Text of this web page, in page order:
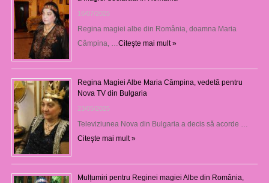
16/07/2025
Regina magiei albe din România, doamna Maria
Câmpina, … Citeşte mai mult »
Regina Magiei Albe Maria Câmpina, vedetă pentru
Nova TV din Bulgaria
23/05/2025
Televiziunea Nova din Bulgaria a decis să acorde …
Citeşte mai mult »
Mulțumiri pentru Reginei magiei Albe din România,